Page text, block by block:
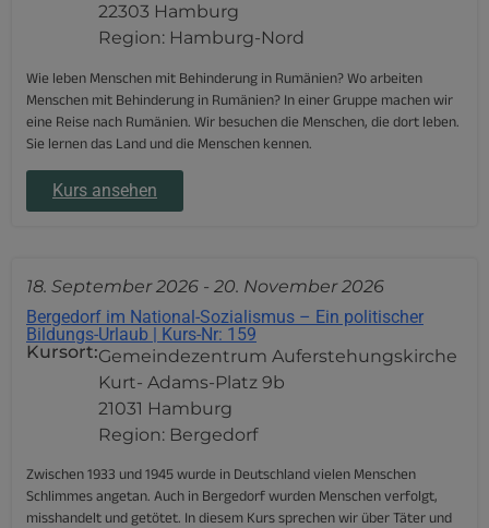
22303 Hamburg
Region: Hamburg-Nord
Wie leben Menschen mit Behinderung in Rumänien? Wo arbeiten
Menschen mit Behinderung in Rumänien? In einer Gruppe machen wir
eine Reise nach Rumänien. Wir besuchen die Menschen, die dort leben.
Sie lernen das Land und die Menschen kennen.
Kurs ansehen
18. September 2026 - 20. November 2026
Bergedorf im National-Sozialismus – Ein politischer
Bildungs-Urlaub | Kurs-Nr: 159
Kursort:Gemeindezentrum Auferstehungskirche
Kurt- Adams-Platz 9b
21031 Hamburg
Region: Bergedorf
Zwischen 1933 und 1945 wurde in Deutschland vielen Menschen
Schlimmes angetan. Auch in Bergedorf wurden Menschen verfolgt,
misshandelt und getötet. In diesem Kurs sprechen wir über Täter und